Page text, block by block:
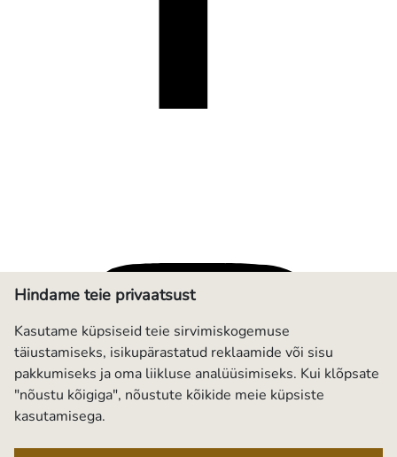
Hindame teie privaatsust
Kasutame küpsiseid teie sirvimiskogemuse
täiustamiseks, isikupärastatud reklaamide või sisu
pakkumiseks ja oma liikluse analüüsimiseks. Kui klõpsate
"nõustu kõigiga", nõustute kõikide meie küpsiste
kasutamisega.